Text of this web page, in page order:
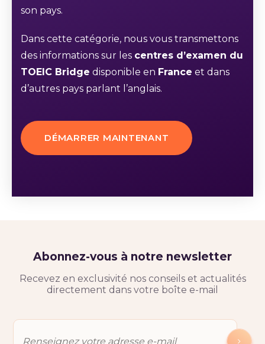
son pays.
Dans cette catégorie, nous vous transmettons
des informations sur les centres d’examen du
TOEIC Bridge disponible en France et dans
d’autres pays parlant l’anglais.
DÉMARRER MAINTENANT
Abonnez-vous à notre newsletter
Recevez en exclusivité nos conseils et actualités
directement dans votre boîte e-mail